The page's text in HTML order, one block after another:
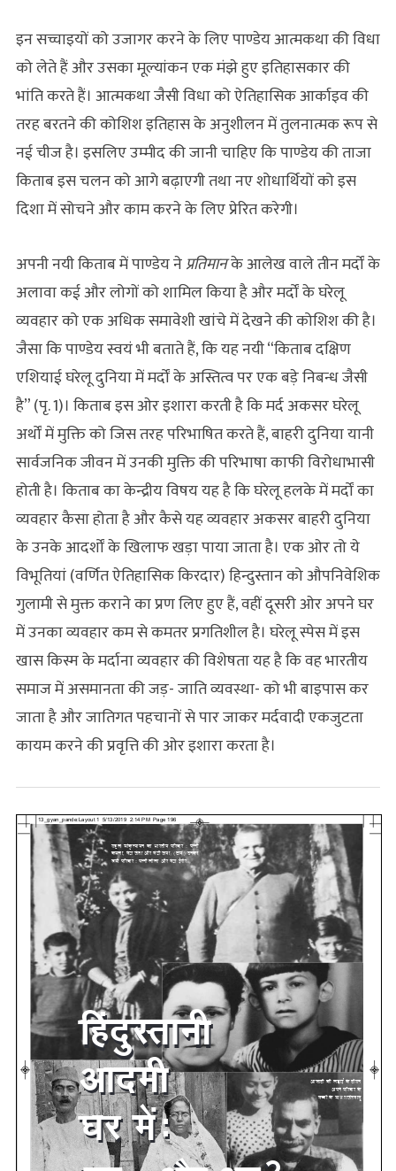
इन सच्चाइयों को उजागर करने के लिए पाण्डेय आत्मकथा की विधा
को लेते हैं और उसका मूल्यांकन एक मंझे हुए इतिहासकार की
भांति करते हैं। आत्मकथा जैसी विधा को ऐतिहासिक आर्काइव की
तरह बरतने की कोशिश इतिहास के अनुशीलन में तुलनात्मक रूप से
नई चीज है। इसलिए उम्‍मीद की जानी चाहिए कि पाण्डेय की ताजा
किताब इस चलन को आगे बढ़ाएगी तथा नए शोधार्थियों को इस
दिशा में सोचने और काम करने के लिए प्रेरित करेगी।
अपनी नयी किताब में पाण्डेय नेप्रतिमानके आलेख वाले तीन मर्दों के
अलावा कई और लोगों को शामिल किया है और मर्दों के घरेलू
व्यवहार को एक अधिक समावेशी खांचे में देखने की कोशिश की है।
जैसा कि पाण्डेय स्वयं भी बताते हैं, कि यह नयी “किताब दक्षिण
एशियाई घरेलू दुनिया में मर्दों के अस्तित्व पर एक बड़े निबन्ध जैसी
है” (पृ. 1)। किताब इस ओर इशारा करती है कि मर्द अकसर घरेलू
अर्थों में मुक्ति को जिस तरह परिभाषित करते हैं, बाहरी दुनिया यानी
सार्वजनिक जीवन में उनकी मुक्ति की परिभाषा काफी विरोधाभासी
होती है। किताब का केन्द्रीय विषय यह है कि घरेलू हलके में मर्दों का
व्यवहार कैसा होता है और कैसे यह व्यवहार अकसर बाहरी दुनिया
के उनके आदर्शों के खिलाफ खड़ा पाया जाता है। एक ओर तो ये
विभूतियां (वर्णित ऐतिहासिक किरदार) हिन्दुस्तान को औपनिवेशिक
गुलामी से मुक्त कराने का प्रण लिए हुए हैं, वहीं दूसरी ओर अपने घर
में उनका व्यवहार कम से कमतर प्रगतिशील है। घरेलू स्पेस में इस
खास किस्म के मर्दाना व्यवहार की विशेषता यह है कि वह भारतीय
समाज में असमानता की जड़- जाति व्यवस्था- को भी बाइपास कर
जाता है और जातिगत पहचानों से पार जाकर मर्दवादी एकजुटता
कायम करने की प्रवृत्ति की ओर इशारा करता है।